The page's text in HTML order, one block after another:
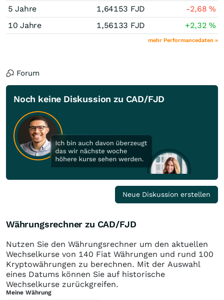
5 Jahre 1,64153 FJD -2,68%
10 Jahre
1,56133 FJD +2,32%
mehr Performancedaten »
Forum
Noch keine Diskussion zu CAD/FJD
Neue Diskussion erstellen
Währungsrechner zu CAD/FJD
Nutzen Sie den Währungsrechner um den aktuellen
Wechselkurse von 140 Fiat Währungen und rund 100
Kryptowährungen zu berechnen. Mit der Auswahl
eines Datums können Sie auf historische
Wechselkurse zurückgreifen.
Meine Währung